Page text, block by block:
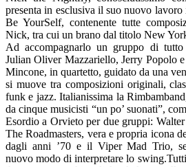
presenta in esclusiva il suo nuovo
Be YourSelf, contenente tutte
Nick, tra cui un brano dal titolo New
Ad accompagnarlo un gruppo di
Julian Oliver Mazzariello, Jerry Popolo
Mincone, in quartetto, guidato da una
si muove tra composizioni originali,
funk e jazz. Italianissima la
da cinque musicisti “un po’ suonati”,
Esordio a Orvieto per due gruppi:
The Roadmasters, vera e propria icona
dagli anni ’70 e il Viper Mad Trio,
nuovo modo di interpretare lo